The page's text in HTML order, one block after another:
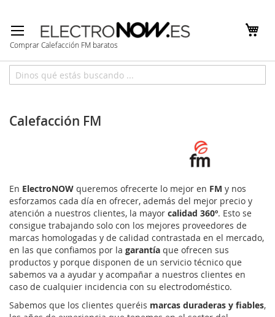
al
contenido
Comprar Calefacción FM baratos
Inicio Marcas FM
Calefacción FM
En ElectroNOW queremos ofrecerte lo mejor en FM y nos
esforzamos cada día en ofrecer, además del mejor precio y
atención a nuestros clientes, la mayor calidad 360º. Esto se
consigue trabajando solo con los mejores proveedores de
marcas homologadas y de calidad contrastada en el mercado,
en las que confiamos por la garantía que ofrecen sus
productos y porque disponen de un servicio técnico que
sabemos va a ayudar y acompañar a nuestros clientes en
caso de cualquier incidencia con su electrodoméstico.
Sabemos que los clientes queréis marcas duraderas y fiables,